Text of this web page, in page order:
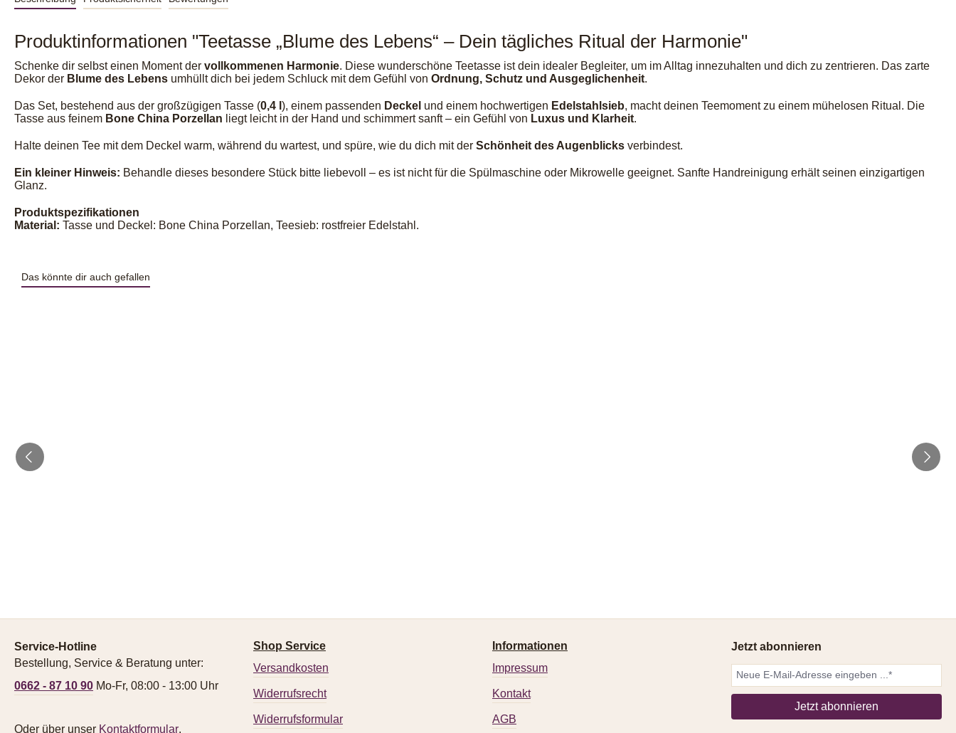
Produktinformationen "Teetasse „Blume des Lebens“ – Dein tägliches Ritual der Harmonie"
Schenke dir selbst einen Moment der vollkommenen Harmonie. Diese wunderschöne Teetasse ist dein idealer Begleiter, um im Alltag innezuhalten und dich zu zentrieren. Das zarte
Dekor der Blume des Lebens umhüllt dich bei jedem Schluck mit dem Gefühl von Ordnung, Schutz und Ausgeglichenheit.
Das Set, bestehend aus der großzügigen Tasse (0,4 l ), einem passenden Deckel und einem hochwertigen Edelstahlsieb, macht deinen Teemoment zu einem mühelosen Ritual. Die
Tasse aus feinem Bone China Porzellan liegt leicht in der Hand und schimmert sanft – ein Gefühl von Luxus und Klarheit.
Halte deinen Tee mit dem Deckel warm, während du wartest, und spüre, wie du dich mit der Schönheit des Augenblicks verbindest.
Ein kleiner Hinweis: Behandle dieses besondere Stück bitte liebevoll – es ist nicht für die Spülmaschine oder Mikrowelle geeignet. Sanfte Handreinigung erhält seinen einzigartigen
Glanz.
Produktspezifikationen
Material: Tasse und Deckel: Bone China Porzellan, Teesieb: rostfreier Edelstahl.
Das könnte dir auch gefallen
Service-Hotline
Bestellung, Service & Beratung unter:
0662 - 87 10 90 Mo-Fr, 08:00 - 13:00 Uhr
Oder über unser Kontaktformular.
Shop Service
Versandkosten
Widerrufsrecht
Widerrufsformular
Informationen
Impressum
Kontakt
AGB
Jetzt abonnieren
Jetzt abonnieren